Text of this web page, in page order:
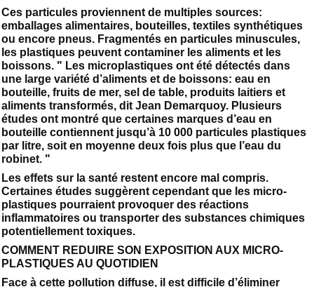
Ces particules proviennent de multiples sources:
emballages alimentaires, bouteilles, textiles synthétiques
ou encore pneus. Fragmentés en particules minuscules,
les plastiques peuvent contaminer les aliments et les
boissons. " Les microplastiques ont été détectés dans
une large variété d’aliments et de boissons: eau en
bouteille, fruits de mer, sel de table, produits laitiers et
aliments transformés, dit Jean Demarquoy. Plusieurs
études ont montré que certaines marques d’eau en
bouteille contiennent jusqu’à 10 000 particules plastiques
par litre, soit en moyenne deux fois plus que l’eau du
robinet. "
Les effets sur la santé restent encore mal compris.
Certaines études suggèrent cependant que les micro-
plastiques pourraient provoquer des réactions
inflammatoires ou transporter des substances chimiques
potentiellement toxiques.
COMMENT REDUIRE SON EXPOSITION AUX MICRO-
PLASTIQUES AU QUOTIDIEN
Face à cette pollution diffuse, il est difficile d’éliminer